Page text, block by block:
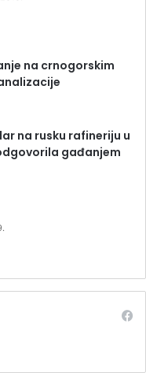
na crnogorskim
na rusku rafineriju u
gađanjem